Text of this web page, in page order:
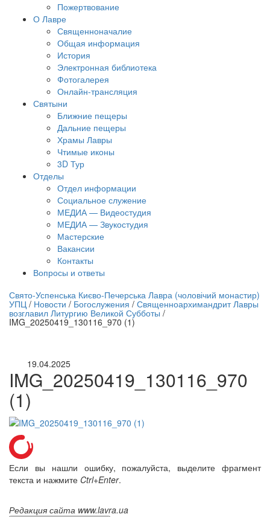
Пожертвование
О Лавре
Священноначалие
Общая информация
История
Электронная библиотека
Фотогалерея
Онлайн-трансляция
Святыни
Ближние пещеры
Дальние пещеры
Храмы Лавры
Чтимые иконы
3D Тур
Отделы
Отдел информации
Социальное служение
МЕДИА — Видеостудия
МЕДИА — Звукостудия
Мастерские
Вакансии
Контакты
Вопросы и ответы
трансляция | 12 сентября
трансляции
Свято-Успенська Києво-Печерська Лавра (чоловічий монастир)
УПЦ / Новости / Богослужения / Священноархимандрит Лавры
возглавил Литургию Великой Субботы /
IMG_20250419_130116_970 (1)
19.04.2025
IMG_20250419_130116_970
(1)
Если вы нашли ошибку, пожалуйста, выделите фрагмент
текста и нажмите Ctrl+Enter.
Редакция сайта www.lavra.ua